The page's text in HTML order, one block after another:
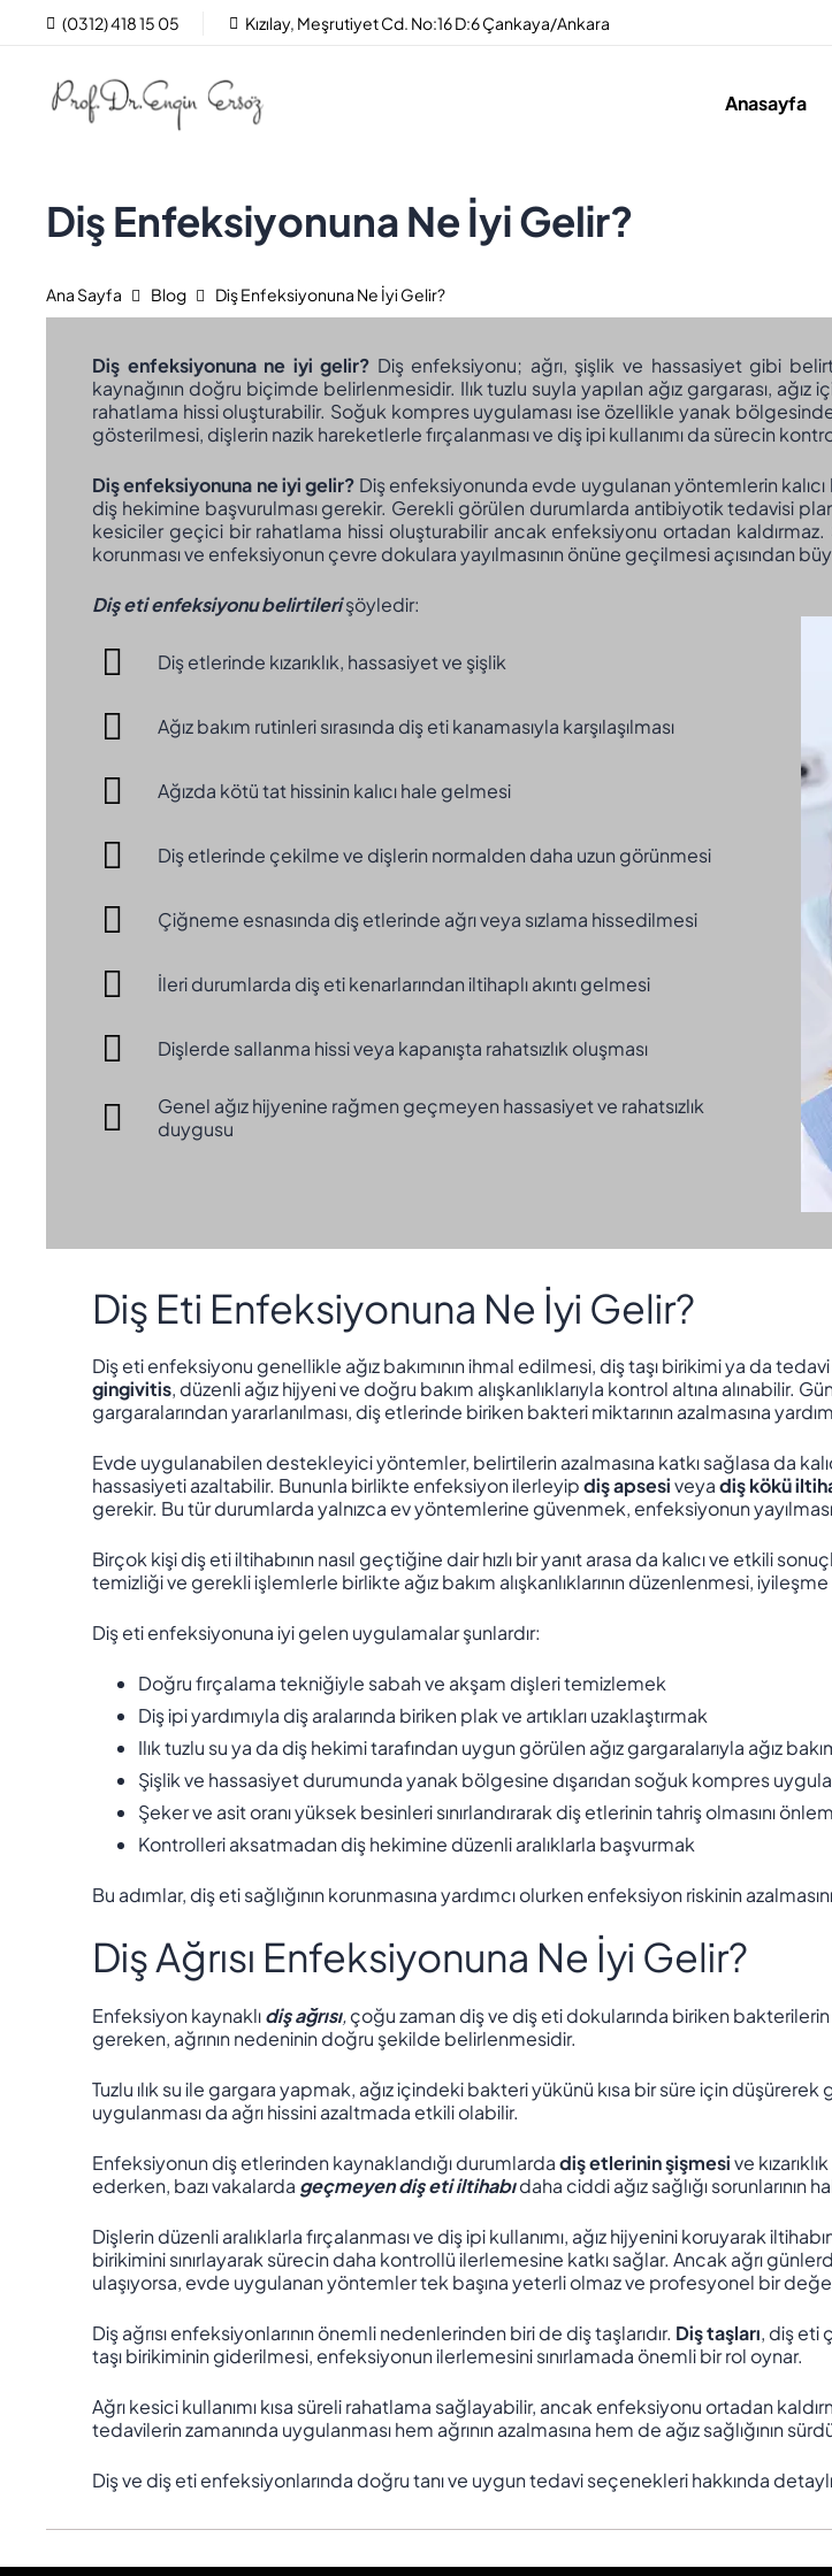
(0312) 418 15 05 Kızılay, Meşrutiyet Cd. No:16 D:6 Çankaya/Ankara
Anasayfa
Diş Enfeksiyonuna Ne İyi Gelir?
Ana Sayfa Blog Diş Enfeksiyonuna Ne İyi Gelir?
Diş enfeksiyonuna ne iyi gelir? Diş enfeksiyonu; ağrı, şişlik ve hassasiyet gibi
kaynağının doğru biçimde belirlenmesidir. Ilık tuzlu suyla yapılan ağız gargarası,
rahatlama hissi oluşturabilir. Soğuk kompres uygulaması ise özellikle yanak
gösterilmesi, dişlerin nazik hareketlerle fırçalanması ve diş ipi kullanımı da sürecin
Diş enfeksiyonuna ne iyi gelir? Diş enfeksiyonunda evde uygulanan yöntemlerin
diş hekimine başvurulması gerekir. Gerekli görülen durumlarda antibiyotik tedavisi
kesiciler geçici bir rahatlama hissi oluşturabilir ancak enfeksiyonu ortadan kaldırmaz.
korunması ve enfeksiyonun çevre dokulara yayılmasının önüne geçilmesi açısından
Diş eti enfeksiyonu belirtilerişöyledir:
Diş etlerinde kızarıklık, hassasiyet ve şişlik
Ağız bakım rutinleri sırasında diş eti kanamasıyla karşılaşılması
Ağızda kötü tat hissinin kalıcı hale gelmesi
Diş etlerinde çekilme ve dişlerin normalden daha uzun görünmesi
Çiğneme esnasında diş etlerinde ağrı veya sızlama hissedilmesi
İleri durumlarda diş eti kenarlarından iltihaplı akıntı gelmesi
Dişlerde sallanma hissi veya kapanışta rahatsızlık oluşması
Genel ağız hijyenine rağmen geçmeyen hassasiyet ve rahatsızlık
duygusu
Diş Eti Enfeksiyonuna Ne İyi Gelir?
Diş eti enfeksiyonu genellikle ağız bakımının ihmal edilmesi, diş taşı birikimi ya da
gingivitis, düzenli ağız hijyeni ve doğru bakım alışkanlıklarıyla kontrol altına alınabilir.
gargaralarından yararlanılması, diş etlerinde biriken bakteri miktarının azalmasına
Evde uygulanabilen destekleyici yöntemler, belirtilerin azalmasına katkı sağlasa da
hassasiyeti azaltabilir. Bununla birlikte enfeksiyon ilerleyipdiş apsesiveyadiş kökü
gerekir. Bu tür durumlarda yalnızca ev yöntemlerine güvenmek, enfeksiyonun
Birçok kişi diş eti iltihabının nasıl geçtiğine dair hızlı bir yanıt arasa da kalıcı ve etkili
temizliği ve gerekli işlemlerle birlikte ağız bakım alışkanlıklarının düzenlenmesi,
Diş eti enfeksiyonuna iyi gelen uygulamalar şunlardır:
Doğru fırçalama tekniğiyle sabah ve akşam dişleri temizlemek
Diş ipi yardımıyla diş aralarında biriken plak ve artıkları uzaklaştırmak
Ilık tuzlu su ya da diş hekimi tarafından uygun görülen ağız gargaralarıyla ağız
Şişlik ve hassasiyet durumunda yanak bölgesine dışarıdan soğuk kompres
Şeker ve asit oranı yüksek besinleri sınırlandırarak diş etlerinin tahriş olmasını
Kontrolleri aksatmadan diş hekimine düzenli aralıklarla başvurmak
Bu adımlar, diş eti sağlığının korunmasına yardımcı olurken enfeksiyon riskinin
Diş Ağrısı Enfeksiyonuna Ne İyi Gelir?
Enfeksiyon kaynaklıdiş ağrısı,çoğu zaman diş ve diş eti dokularında biriken
gereken, ağrının nedeninin doğru şekilde belirlenmesidir.
Tuzlu ılık su ile gargara yapmak, ağız içindeki bakteri yükünü kısa bir süre için
uygulanması da ağrı hissini azaltmada etkili olabilir.
Enfeksiyonun diş etlerinden kaynaklandığı durumlardadiş etlerinin şişmesive
ederken, bazı vakalarda geçmeyen diş eti iltihabıdaha ciddi ağız sağlığı sorunlarının
Dişlerin düzenli aralıklarla fırçalanması ve diş ipi kullanımı, ağız hijyenini koruyarak
birikimini sınırlayarak sürecin daha kontrollü ilerlemesine katkı sağlar. Ancak ağrı
ulaşıyorsa, evde uygulanan yöntemler tek başına yeterli olmaz ve profesyonel bir
Diş ağrısı enfeksiyonlarının önemli nedenlerinden biri de diş taşlarıdır. Diş taşları, diş eti
taşı birikiminin giderilmesi, enfeksiyonun ilerlemesini sınırlamada önemli bir rol oynar.
Ağrı kesici kullanımı kısa süreli rahatlama sağlayabilir, ancak enfeksiyonu ortadan
tedavilerin zamanında uygulanması hem ağrının azalmasına hem de ağız sağlığının
Diş ve diş eti enfeksiyonlarında doğru tanı ve uygun tedavi seçenekleri hakkında